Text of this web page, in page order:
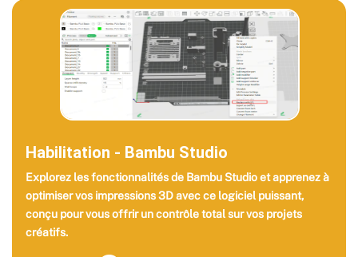
Habilitation - Bambu Studio
Explorez les fonctionnalités de Bambu Studio et apprenez à
optimiser vos impressions 3D avec ce logiciel puissant,
conçu pour vous offrir un contrôle total sur vos projets
créatifs.